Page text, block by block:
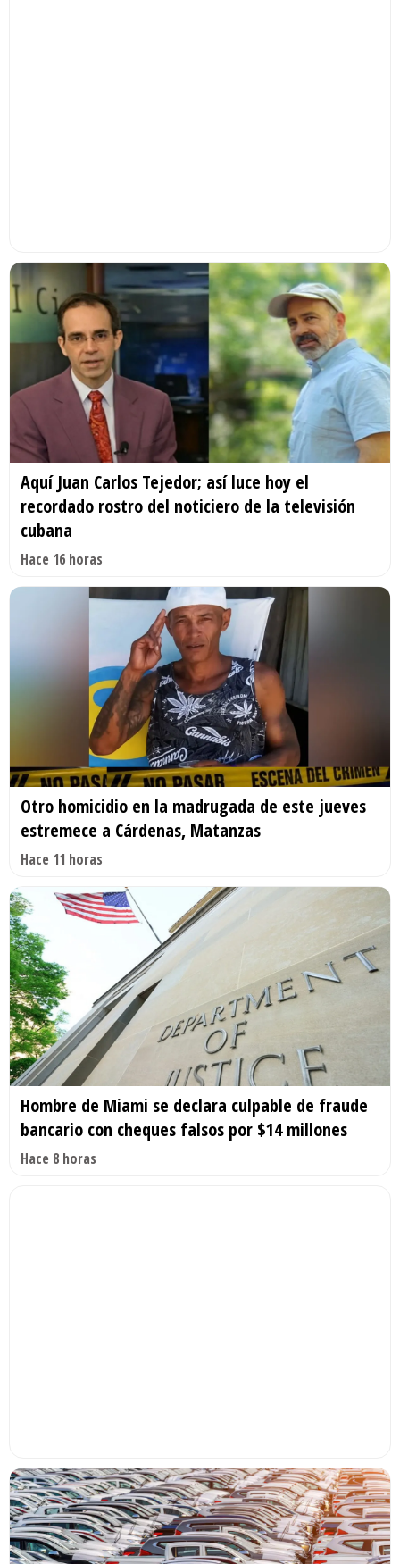
Aquí Juan Carlos Tejedor; así luce hoy el
recordado rostro del noticiero de la televisión
cubana
Hace 16 horas
Otro homicidio en la madrugada de este jueves
estremece a Cárdenas, Matanzas
Hace 11 horas
Hombre de Miami se declara culpable de fraude
bancario con cheques falsos por $14 millones
Hace 8 horas